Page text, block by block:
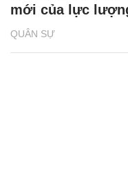
QUÂN SỰ
mới của lực